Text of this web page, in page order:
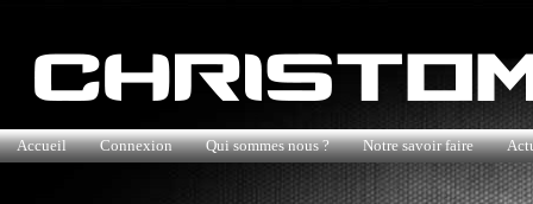
Accueil Connexion Qui sommes nous ? Notre savoir faire